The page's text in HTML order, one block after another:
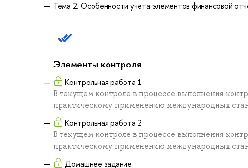
Тема 2. Особенности учета элементов финансовой
Элементы контроля
Контрольная работа 1
В текущем контроле в процессе выполнения
практическому применению международных
Контрольная работа 2
В текущем контроле в процессе выполнения
практическому применению международных
Домашнее задание